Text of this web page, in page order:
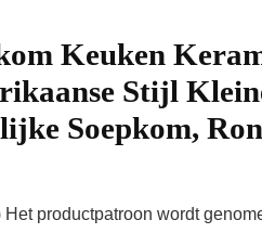
Keuken
Stijl
Soepkom,
Het productpatroon wordt